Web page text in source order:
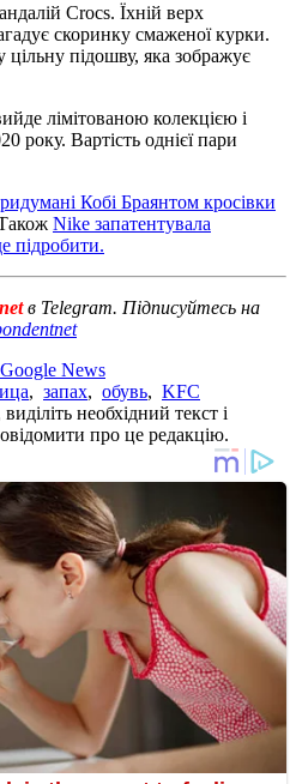
Crocs. Їхній верх
скоринку смаженої курки.
підошву, яка зображує
лімітованою колекцією і
року. Вартість однієї пари
Кобі Браянтом кросівки
Nike запатентувала
підробити.
в Telegram. Підписуйтесь на
News
, запах, обувь, KFC
необхідний текст і
про це редакцію.